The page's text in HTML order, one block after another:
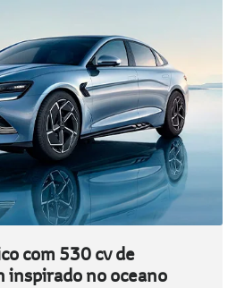
com 530 cv de
inspirado no oceano